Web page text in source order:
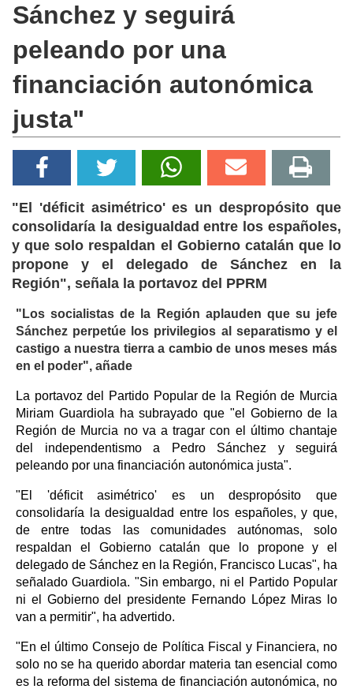
Sánchez y seguirá
peleando por una
financiación autonómica
justa"
"El 'déficit asimétrico' es un despropósito que
consolidaría la desigualdad entre los españoles,
y que solo respaldan el Gobierno catalán que lo
propone y el delegado de Sánchez en la
Región", señala la portavoz del PPRM
"Los socialistas de la Región aplauden que su jefe
Sánchez perpetúe los privilegios al separatismo y el
castigo a nuestra tierra a cambio de unos meses más
en el poder", añade
La portavoz del Partido Popular de la Región de Murcia
Miriam Guardiola ha subrayado que "el Gobierno de la
Región de Murcia no va a tragar con el último chantaje
del independentismo a Pedro Sánchez y seguirá
peleando por una financiación autonómica justa".
"El 'déficit asimétrico' es un despropósito que
consolidaría la desigualdad entre los españoles, y que,
de entre todas las comunidades autónomas, solo
respaldan el Gobierno catalán que lo propone y el
delegado de Sánchez en la Región, Francisco Lucas", ha
señalado Guardiola. "Sin embargo, ni el Partido Popular
ni el Gobierno del presidente Fernando López Miras lo
van a permitir", ha advertido.
"En el último Consejo de Política Fiscal y Financiera, no
solo no se ha querido abordar materia tan esencial como
es la reforma del sistema de financiación autonómica, no